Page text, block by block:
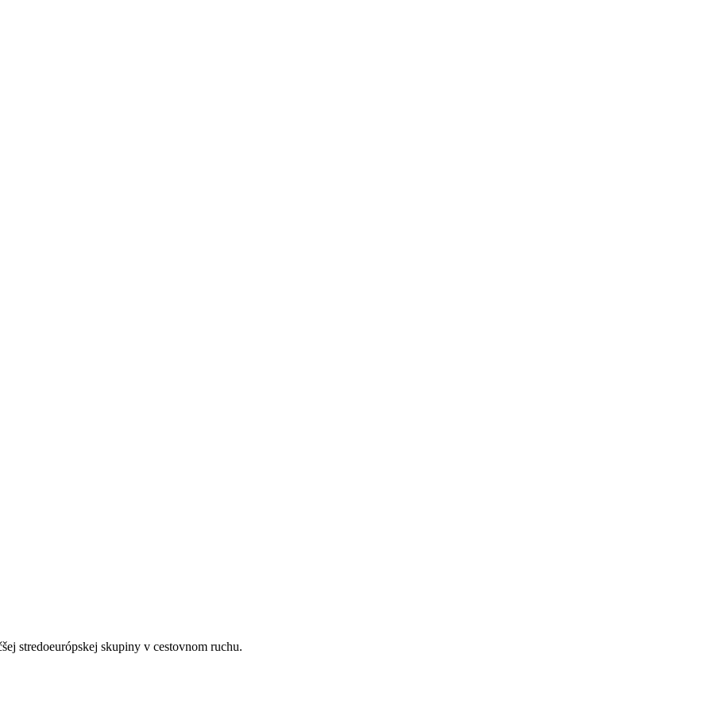
otvorená 24 hodín denne (prihlásenie je možné od 14:00 hodín, odhlásenie do 12:00 hodín), lobby s barom, 3 výťahy, trezor (za
(klimatizovaná). Wi-Fi je hotelovým hosťom k dispozícii zadarmo. Ďalej má hotel konferenčný priestor s celkom 65 sedadlami.
vstup. Upratovanie izieb je zadarmo. Izbový servis, služba prania bielizne a služba žehlenia bielizne sú za poplatok.
a večere.
sladkou vodou. Tu sú k dispozícii slnečníky (zadarmo). V bare pri bazéne sú k dispozícii osviežujúce nápoje.
sú ponúkané vodné športy (čiastočne od miestnych poskytovateľov). Golfové ihrisko leží 17 km od hotela. Ponuka wellness: kúpeľná
Niektoré služby sú závislé od ročného obdobia a od miestnych klimatických podmienok. Jazyky: angličtina, nemčina a francúzština.
tak, aby zaručovali maximálne pohodlie a relaxáciu. Každá izba je vybavená vlastným sociálnym zariadením a kúpeľňou so sprchou
aj junior suity, ktoré majú navyše obývaciu časť.
stredoeurópskej skupiny v cestovnom ruchu.